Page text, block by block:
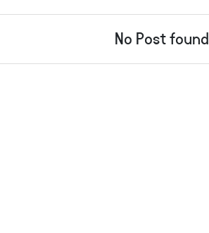
No Post found